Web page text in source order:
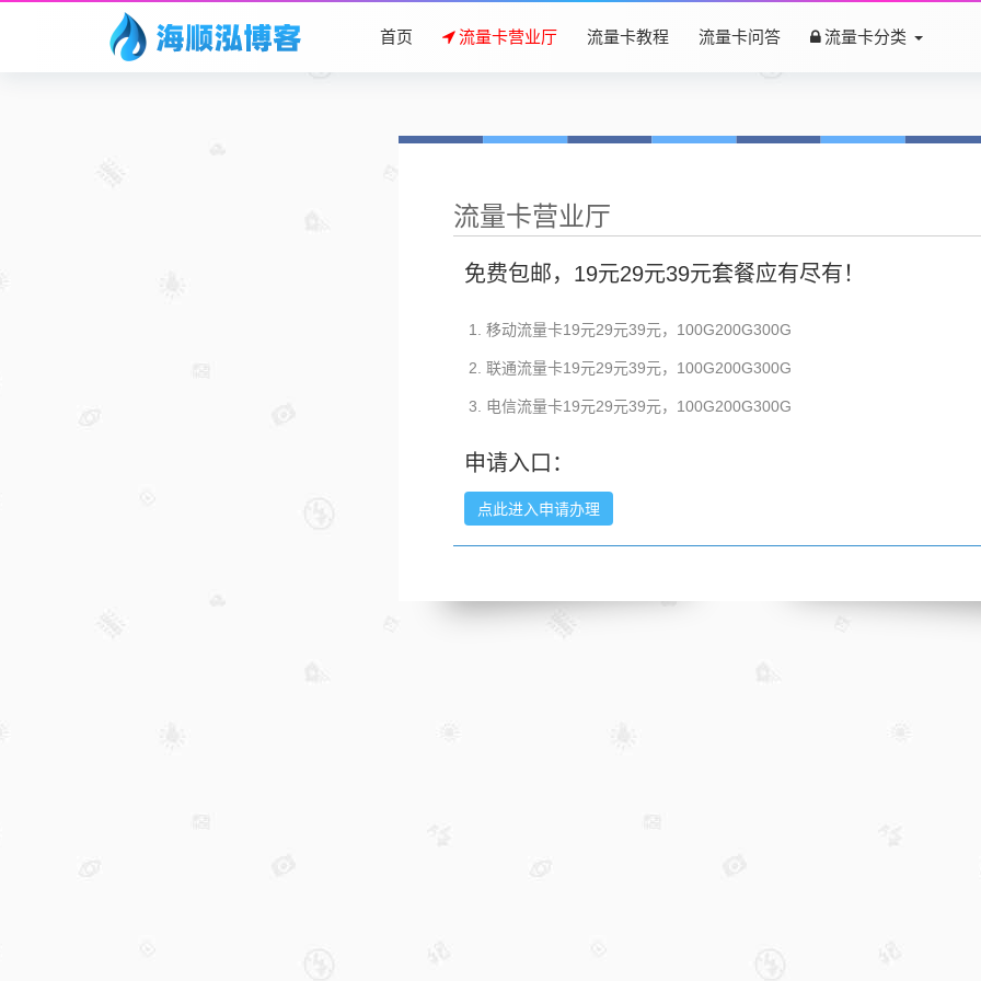
首页 流量卡营业厅 流量卡教程 流量卡问答 流量卡分类
流量卡营业厅
免费包邮，19元29元39元套餐应有尽有！
移动流量卡19元29元39元，100G200G300G
联通流量卡19元29元39元，100G200G300G
电信流量卡19元29元39元，100G200G300G
申请入口：
点此进入申请办理